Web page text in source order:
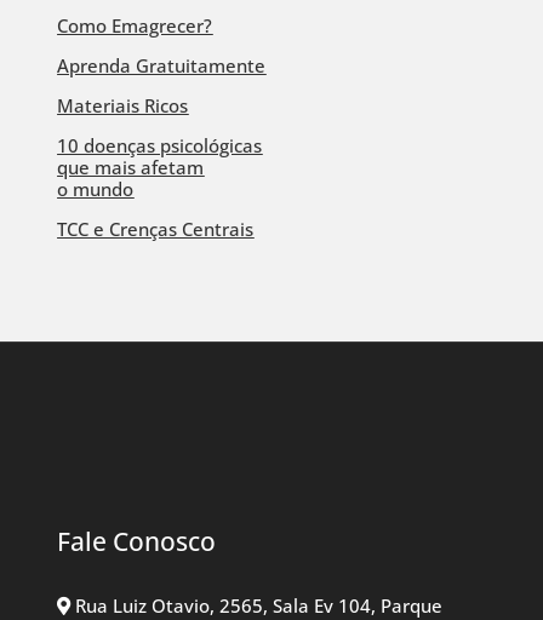
Como Emagrecer?
Aprenda Gratuitamente
Materiais Ricos
10 doenças psicológicas
que mais afetam
o mundo
TCC e Crenças Centrais
Fale Conosco
Rua Luiz Otavio, 2565, Sala Ev 104, Parque